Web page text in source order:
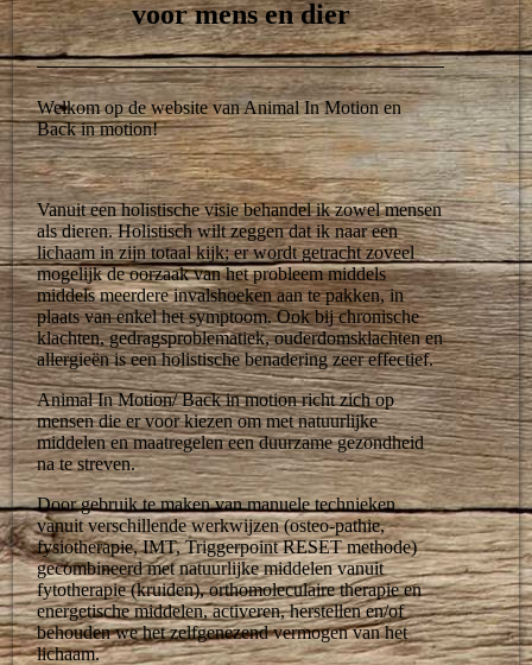
voor mens en dier
Welkom op de website van Animal In Motion en
Back in motion!
Vanuit een holistische visie behandel ik zowel mensen
als dieren. Holistisch wilt zeggen dat ik naar een
lichaam in zijn totaal kijk; er wordt getracht zoveel
mogelijk de oorzaak van het probleem middels
middels meerdere invalshoeken aan te pakken, in
plaats van enkel het symptoom. Ook bij chronische
klachten, gedragsproblematiek, ouderdomsklachten en
allergieën is een holistische benadering zeer effectief.
Animal In Motion/ Back in motion richt zich op
mensen die er voor kiezen om met natuurlijke
middelen en maatregelen een duurzame gezondheid
na te streven.
Door gebruik te maken van manuele technieken
vanuit verschillende werkwijzen (osteo-pathie,
fysiotherapie, IMT, Triggerpoint RESET methode)
gecombineerd met natuurlijke middelen vanuit
fytotherapie (kruiden), orthomoleculaire therapie en
energetische middelen, activeren, herstellen en/of
behouden we het zelfgenezend vermogen van het
lichaam.